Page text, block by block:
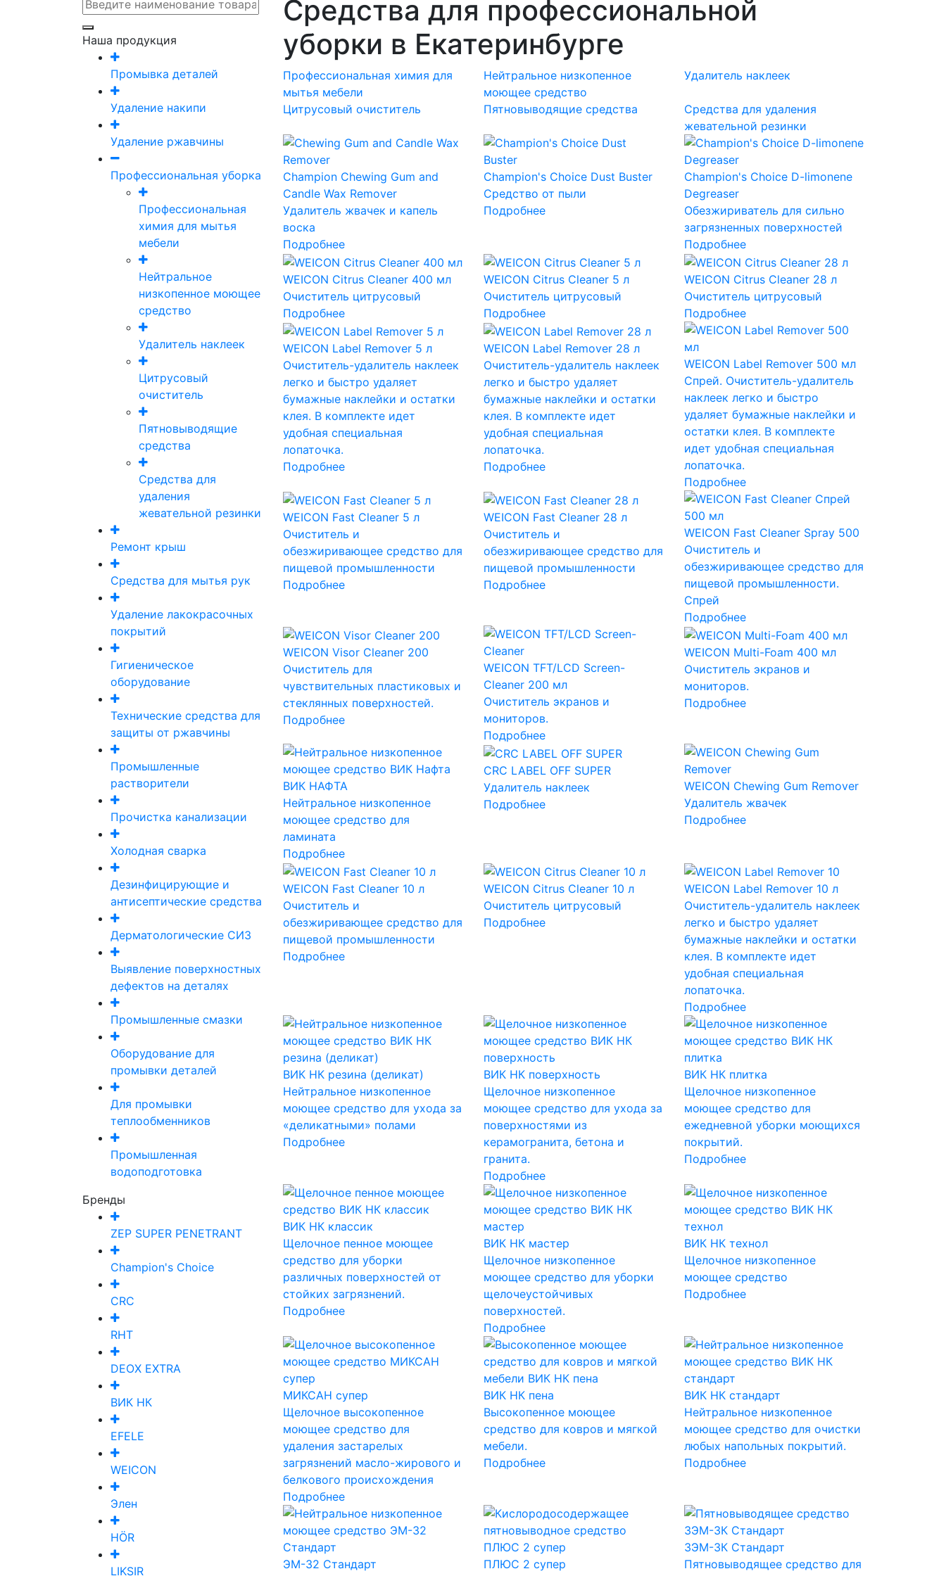
Наша продукция
Промывка деталей
Удаление накипи
Удаление ржавчины
Профессиональная уборка
Профессиональная
химия для мытья
мебели
Нейтральное
низкопенное моющее
средство
Удалитель наклеек
Цитрусовый
очиститель
Пятновыводящие
средства
Средства для
удаления
жевательной резинки
Ремонт крыш
Средства для мытья рук
Удаление лакокрасочных
покрытий
Гигиеническое
оборудование
Технические средства для
защиты от ржавчины
Промышленные
растворители
Прочистка канализации
Холодная сварка
Дезинфицирующие и
антисептические средства
Дерматологические СИЗ
Выявление поверхностных
дефектов на деталях
Промышленные смазки
Оборудование для
промывки деталей
Для промывки
теплообменников
Промышленная
водоподготовка
Бренды
ZEP SUPER PENETRANT
Champion's Choice
CRC
RHT
DEOX EXTRA
ВИК НК
EFELE
WEICON
Элен
HÖR
LIKSIR
Средства для профессиональной
уборки в Екатеринбурге
Профессиональная химия для
мытья мебели
Нейтральное низкопенное
моющее средство
Удалитель наклеек
Цитрусовый очиститель Пятновыводящие средства
Средства для удаления
жевательной резинки
Champion Chewing Gum and
Candle Wax Remover
Удалитель жвачек и капель
воска
Подробнее
Champion's Choice Dust Buster
Средство от пыли
Подробнее
Champion's Choice D-limonene
Degreaser
Обезжириватель для сильно
загрязненных поверхностей
Подробнее
WEICON Citrus Cleaner 400 мл
Очиститель цитрусовый
Подробнее
WEICON Citrus Cleaner 5 л
Очиститель цитрусовый
Подробнее
WEICON Citrus Cleaner 28 л
Очиститель цитрусовый
Подробнее
WEICON Label Remover 5 л
Очиститель-удалитель наклеек
легко и быстро удаляет
бумажные наклейки и остатки
клея. В комплекте идет
удобная специальная
лопаточка.
Подробнее
WEICON Label Remover 28 л
Очиститель-удалитель наклеек
легко и быстро удаляет
бумажные наклейки и остатки
клея. В комплекте идет
удобная специальная
лопаточка.
Подробнее
WEICON Label Remover 500 мл
Спрей. Очиститель-удалитель
наклеек легко и быстро
удаляет бумажные наклейки и
остатки клея. В комплекте
идет удобная специальная
лопаточка.
Подробнее
WEICON Fast Cleaner 5 л
Очиститель и
обезжиривающее средство для
пищевой промышленности
Подробнее
WEICON Fast Cleaner 28 л
Очиститель и
обезжиривающее средство для
пищевой промышленности
Подробнее
WEICON Fast Cleaner Spray 500
Очиститель и
обезжиривающее средство для
пищевой промышленности.
Спрей
Подробнее
WEICON Visor Cleaner 200
Очиститель для
чувствительных пластиковых и
стеклянных поверхностей.
Подробнее
WEICON TFT/LCD Screen-
Cleaner 200 мл
Очиститель экранов и
мониторов.
Подробнее
WEICON Multi-Foam 400 мл
Очиститель экранов и
мониторов.
Подробнее
ВИК НАФТА
Нейтральное низкопенное
моющее средство для
ламината
Подробнее
CRC LABEL OFF SUPER
Удалитель наклеек
Подробнее
WEICON Chewing Gum Remover
Удалитель жвачек
Подробнее
WEICON Fast Cleaner 10 л
Очиститель и
обезжиривающее средство для
пищевой промышленности
Подробнее
WEICON Citrus Cleaner 10 л
Очиститель цитрусовый
Подробнее
WEICON Label Remover 10 л
Очиститель-удалитель наклеек
легко и быстро удаляет
бумажные наклейки и остатки
клея. В комплекте идет
удобная специальная
лопаточка.
Подробнее
ВИК НК резина (деликат)
Нейтральное низкопенное
моющее средство для ухода за
«деликатными» полами
Подробнее
ВИК НК поверхность
Щелочное низкопенное
моющее средство для ухода за
поверхностями из
керамогранита, бетона и
гранита.
Подробнее
ВИК НК плитка
Щелочное низкопенное
моющее средство для
ежедневной уборки моющихся
покрытий.
Подробнее
ВИК НК классик
Щелочное пенное моющее
средство для уборки
различных поверхностей от
стойких загрязнений.
Подробнее
ВИК НК мастер
Щелочное низкопенное
моющее средство для уборки
щелочеустойчивых
поверхностей.
Подробнее
ВИК НК технол
Щелочное низкопенное
моющее средство
Подробнее
МИКСАН супер
Щелочное высокопенное
моющее средство для
удаления застарелых
загрязнений масло-жирового и
белкового происхождения
Подробнее
ВИК НК пена
Высокопенное моющее
средство для ковров и мягкой
мебели.
Подробнее
ВИК НК стандарт
Нейтральное низкопенное
моющее средство для очистки
любых напольных покрытий.
Подробнее
ЭМ-32 Стандарт
ПЛЮС 2 супер
ЗЭМ-3К Стандарт
Пятновыводящее средство для